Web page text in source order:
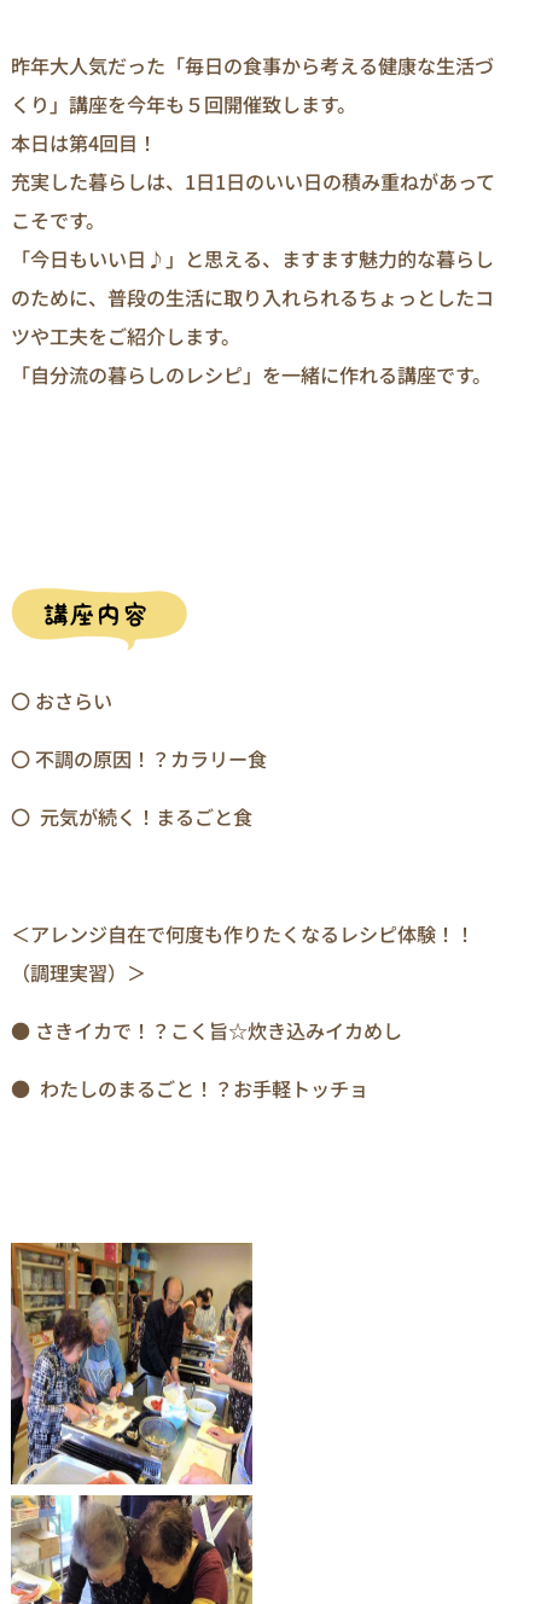
昨年大人気だった「毎日の食事から考える健康な生活づ
くり」講座を今年も５回開催致します。
本日は第4回目！
充実した暮らしは、1日1日のいい日の積み重ねがあって
こそです。
「今日もいい日♪」と思える、ますます魅力的な暮らし
のために、普段の生活に取り入れられるちょっとしたコ
ツや工夫をご紹介します。
「自分流の暮らしのレシピ」を一緒に作れる講座です。
〇 おさらい
〇 不調の原因！？カラリー食
〇 元気が続く！まるごと食
＜アレンジ自在で何度も作りたくなるレシピ体験！！
（調理実習）＞
● さきイカで！？こく旨☆炊き込みイカめし
● わたしのまるごと！？お手軽トッチョ